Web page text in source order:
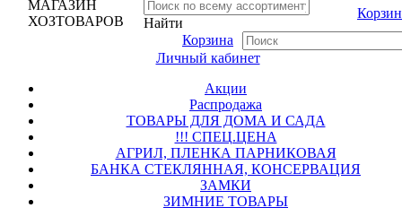
МАГАЗИН
ХОЗТОВАРОВ
Найти
Корзина
Корзина
Личный кабинет
Акции
Распродажа
ТОВАРЫ ДЛЯ ДОМА И САДА
!!! СПЕЦ.ЦЕНА
АГРИЛ, ПЛЕНКА ПАРНИКОВАЯ
БАНКА СТЕКЛЯННАЯ, КОНСЕРВАЦИЯ
ЗАМКИ
ЗИМНИЕ ТОВАРЫ